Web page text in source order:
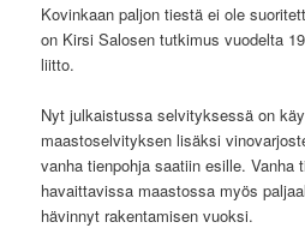
Kovinkaan paljon tiestä ei ole
on Kirsi Salosen tutkimus vuodelta
liitto.
Nyt julkaistussa selvityksessä on
maastoselvityksen lisäksi
vanha tienpohja saatiin esille. Vanha
havaittavissa maastossa myös
hävinnyt rakentamisen vuoksi.